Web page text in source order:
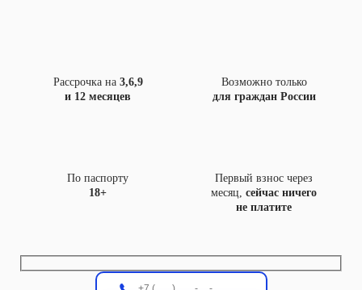
Рассрочка на 3,6,9
и 12 месяцев
Возможно только
для граждан России
По паспорту
18+
Первый взнос через
месяц,сейчас ничего
не платите